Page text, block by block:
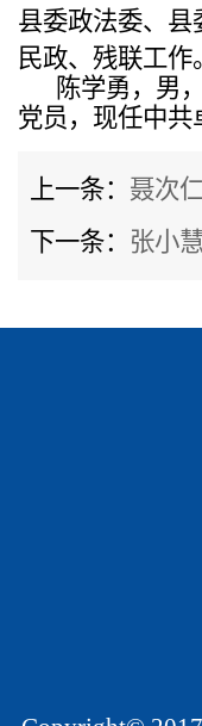
县委政法委、
民政、残联工作。
陈学勇，男
党员，现任中
上一条： 聂次
下一条： 张小慧